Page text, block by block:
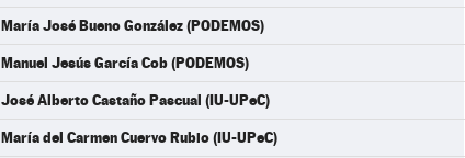
María José Bueno González (PODEMOS)
Manuel Jesús García Cob (PODEMOS)
José Alberto Castaño Pascual (IU-UPeC)
María del Carmen Cuervo Rubio (IU-UPeC)